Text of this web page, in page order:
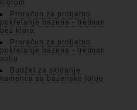
klorom
Proračun za proljetno
pokretanje bazena - tretman
bez klora
Proračun za proljetno
pokretanje bazena - tretman
solju
Budžet za skidanje
kamenca sa bazenske folije